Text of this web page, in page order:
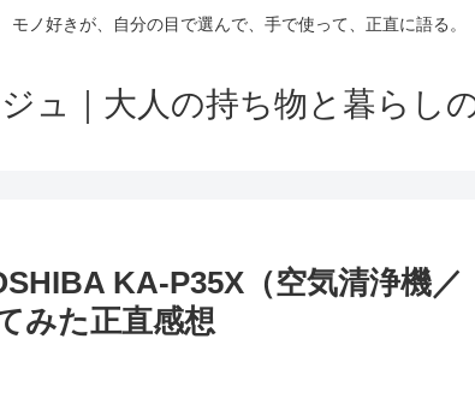
モノ好きが、自分の目で選んで、手で使って、正直に語る。
ュ｜大人の持ち物と暮らし
KA-P35X（空気清浄機／
みた正直感想